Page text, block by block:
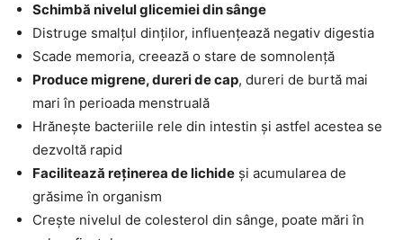
Schimbă nivelul glicemiei din sânge
Distruge smalțul dinților, influențează negativ digestia
Scade memoria, creează o stare de somnolență
Produce migrene, dureri de cap, dureri de burtă mai
mari în perioada menstruală
Hrănește bacteriile rele din intestin și astfel acestea se
dezvoltă rapid
Facilitează reținerea de lichide și acumularea de
grăsime în organism
Crește nivelul de colesterol din sânge, poate mări în